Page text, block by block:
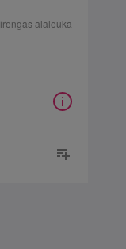
alaleuka